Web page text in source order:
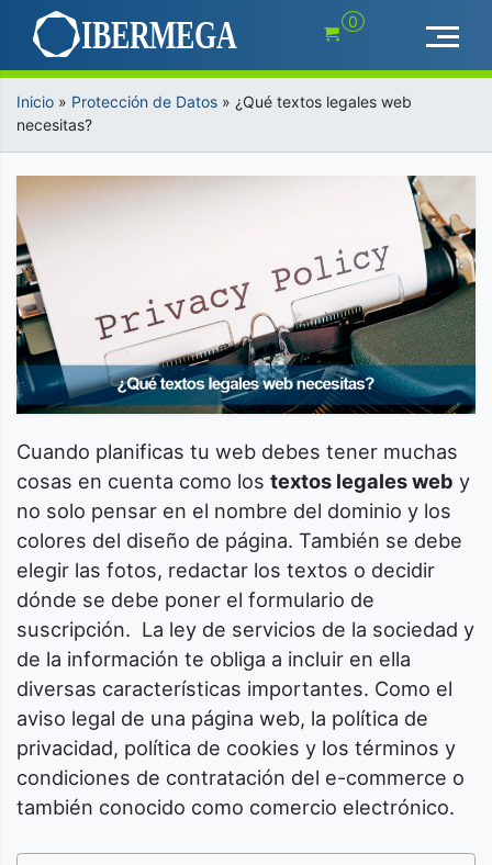
contenido
0
Inicio » Protección de Datos » ¿Qué textos legales web
necesitas?
Cuando planificas tu web debes tener muchas
cosas en cuenta como los textos legales web y
no solo pensar en el nombre del dominio y los
colores del diseño de página. También se debe
elegir las fotos, redactar los textos o decidir
dónde se debe poner el formulario de
suscripción. La ley de servicios de la sociedad y
de la información te obliga a incluir en ella
diversas características importantes. Como el
aviso legal de una página web, la política de
privacidad, política de cookies y los términos y
condiciones de contratación del e-commerce o
también conocido como comercio electrónico.